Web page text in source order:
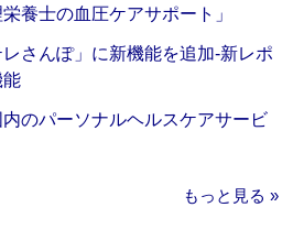
養士の血圧ケアサポート」
レさんぽ」に新機能を追加‐新レポ
能
内のパーソナルヘルスケアサービ
もっと見る »